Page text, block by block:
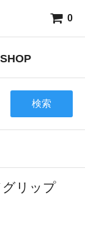
0
検索
リップ